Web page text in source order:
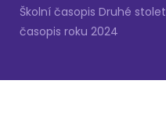
Školní časopis Druhé
časopis roku 2024